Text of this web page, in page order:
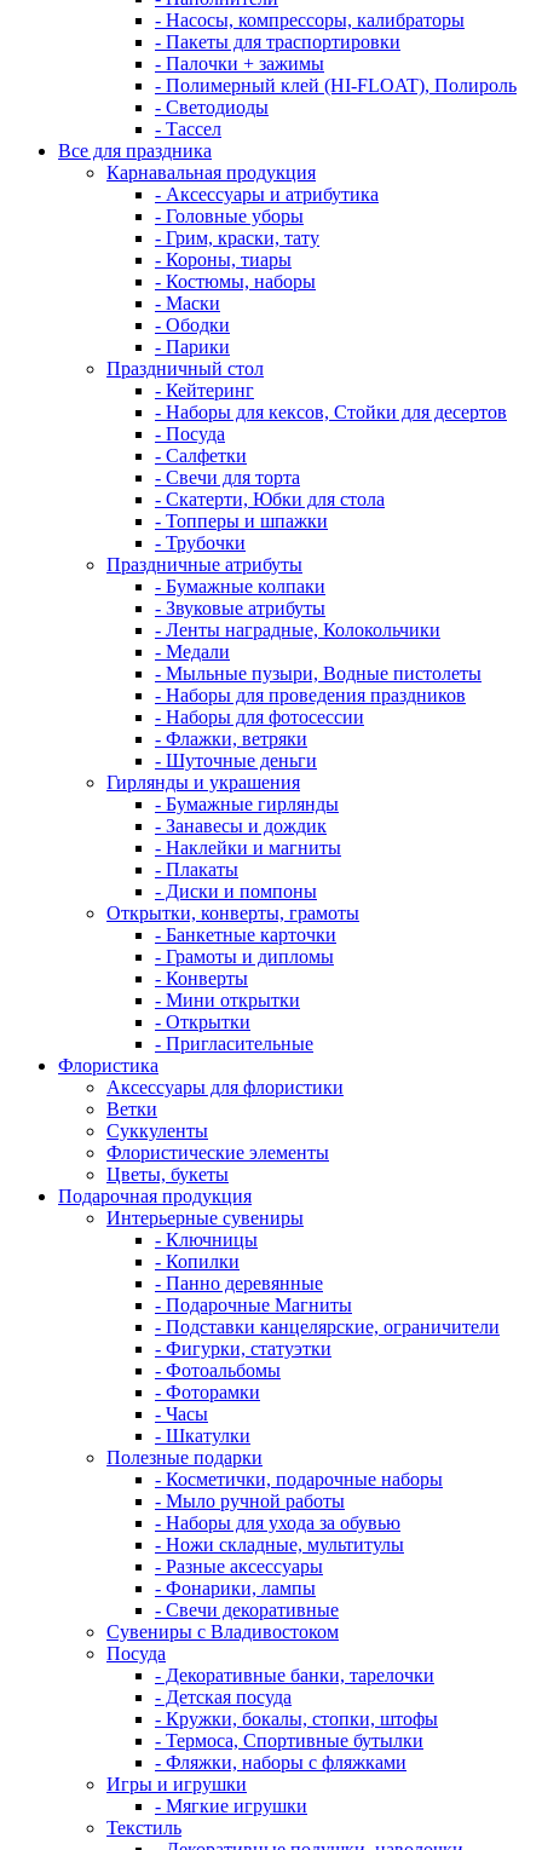
- Насосы, компрессоры, калибраторы
- Пакеты для траспортировки
- Палочки + зажимы
- Полимерный клей (HI-FLOAT), Полироль
- Светодиоды
- Тассел
Все для праздника
Карнавальная продукция
- Аксессуары и атрибутика
- Головные уборы
- Грим, краски, тату
- Короны, тиары
- Костюмы, наборы
- Маски
- Ободки
- Парики
Праздничный стол
- Кейтеринг
- Наборы для кексов, Стойки для десертов
- Посуда
- Салфетки
- Свечи для торта
- Скатерти, Юбки для стола
- Топперы и шпажки
- Трубочки
Праздничные атрибуты
- Бумажные колпаки
- Звуковые атрибуты
- Ленты наградные, Колокольчики
- Медали
- Мыльные пузыри, Водные пистолеты
- Наборы для проведения праздников
- Наборы для фотосессии
- Флажки, ветряки
- Шуточные деньги
Гирлянды и украшения
- Бумажные гирлянды
- Занавесы и дождик
- Наклейки и магниты
- Плакаты
- Диски и помпоны
Открытки, конверты, грамоты
- Банкетные карточки
- Грамоты и дипломы
- Конверты
- Мини открытки
- Открытки
- Пригласительные
Флористика
Аксессуары для флористики
Ветки
Суккуленты
Флористические элементы
Цветы, букеты
Подарочная продукция
Интерьерные сувениры
- Ключницы
- Копилки
- Панно деревянные
- Подарочные Магниты
- Подставки канцелярские, ограничители
- Фигурки, статуэтки
- Фотоальбомы
- Фоторамки
- Часы
- Шкатулки
Полезные подарки
- Косметички, подарочные наборы
- Мыло ручной работы
- Наборы для ухода за обувью
- Ножи складные, мультитулы
- Разные аксессуары
- Фонарики, лампы
- Свечи декоративные
Сувениры с Владивостоком
Посуда
- Декоративные банки, тарелочки
- Детская посуда
- Кружки, бокалы, стопки, штофы
- Термоса, Спортивные бутылки
- Фляжки, наборы с фляжками
Игры и игрушки
- Мягкие игрушки
Текстиль